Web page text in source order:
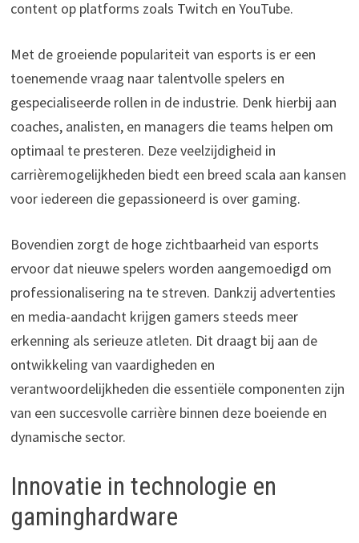
content op platforms zoals Twitch en YouTube.
Met de groeiende populariteit van esports is er een
toenemende vraag naar talentvolle spelers en
gespecialiseerde rollen in de industrie. Denk hierbij aan
coaches, analisten, en managers die teams helpen om
optimaal te presteren. Deze veelzijdigheid in
carrièremogelijkheden biedt een breed scala aan kansen
voor iedereen die gepassioneerd is over gaming.
Bovendien zorgt de hoge zichtbaarheid van esports
ervoor dat nieuwe spelers worden aangemoedigd om
professionalisering na te streven. Dankzij advertenties
en media-aandacht krijgen gamers steeds meer
erkenning als serieuze atleten. Dit draagt bij aan de
ontwikkeling van vaardigheden en
verantwoordelijkheden die essentiële componenten zijn
van een succesvolle carrière binnen deze boeiende en
dynamische sector.
Innovatie in technologie en
gaminghardware